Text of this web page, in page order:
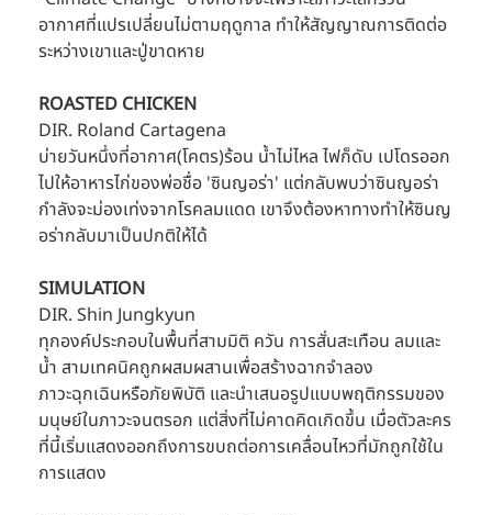
อากาศที่แปรเปลี่ยนไม่ตามฤดูกาล ทำให้สัญญาณการติดต่อ
ระหว่างเขาและปู่ขาดหาย
ROASTED CHICKEN
DIR. Roland Cartagena
บ่ายวันหนึ่งที่อากาศ(โคตร)ร้อน น้ำไม่ไหล ไฟก็ดับ เปโดรออก
ไปให้อาหารไก่ของพ่อชื่อ 'ซินญอร่า' แต่กลับพบว่าซินญอร่า
กำลังจะม่องเท่งจากโรคลมแดด เขาจึงต้องหาทางทำให้ซินญ
อร่ากลับมาเป็นปกติให้ได้
SIMULATION
DIR. Shin Jungkyun
ทุกองค์ประกอบในพื้นที่สามมิติ ควัน การสั่นสะเทือน ลมและ
น้ำ สามเทคนิคถูกผสมผสานเพื่อสร้างฉากจำลอง
ภาวะฉุกเฉินหรือภัยพิบัติ และนำเสนอรูปแบบพฤติกรรมของ
มนุษย์ในภาวะจนตรอก แต่สิ่งที่ไม่คาดคิดเกิดขึ้น เมื่อตัวละคร
ที่นี้เริ่มแสดงออกถึงการขบถต่อการเคลื่อนไหวที่มักถูกใช้ใน
การแสดง